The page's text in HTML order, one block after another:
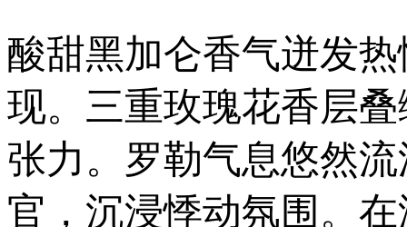
酸甜黑加仑香气迸发
现。三重玫瑰花香层
张力。罗勒气息悠然
官，沉浸悸动氛围。